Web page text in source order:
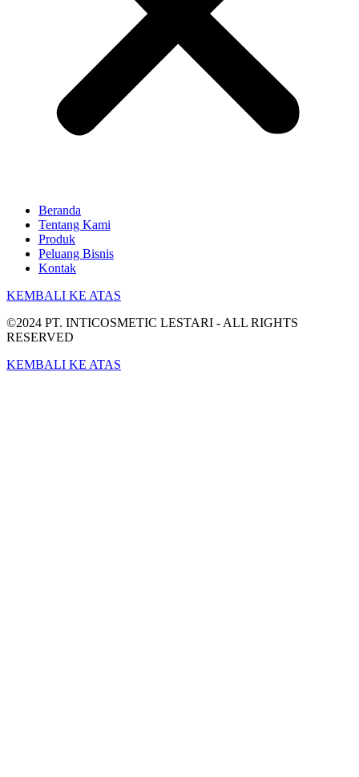
Beranda
Tentang Kami
Produk
Peluang Bisnis
Kontak
KEMBALI KE ATAS
©2024 PT. INTICOSMETIC LESTARI - ALL RIGHTS
RESERVED
KEMBALI KE ATAS